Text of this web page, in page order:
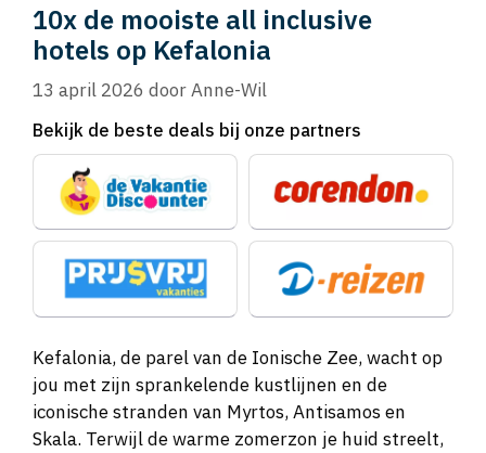
10x de mooiste all inclusive
hotels op Kefalonia
13 april 2026 doorAnne-Wil
Bekijk de beste deals bij onze partners
Kefalonia, de parel van de Ionische Zee, wacht op
jou met zijn sprankelende kustlijnen en de
iconische stranden van Myrtos, Antisamos en
Skala. Terwijl de warme zomerzon je huid streelt,